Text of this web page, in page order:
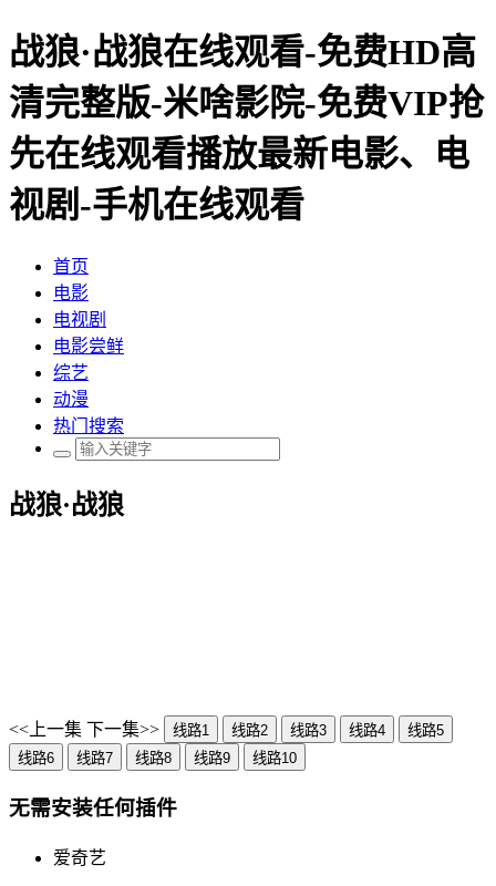
战狼·战狼在线观看-免费HD高
清完整版-米啥影院-免费VIP抢
先在线观看播放最新电影、电
视剧-手机在线观看
首页
电影
电视剧
电影尝鲜
综艺
动漫
热门搜索
战狼·战狼
<<上一集 下一集>> 线路1 线路2 线路3 线路4
线路5
线路6
线路7 线路8 线路9 线路10
无需安装任何插件
爱奇艺